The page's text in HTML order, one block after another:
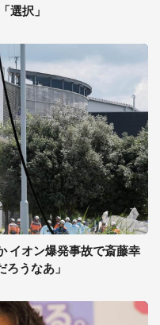
選択」
イオン爆発事故で斎藤幸
うなあ」